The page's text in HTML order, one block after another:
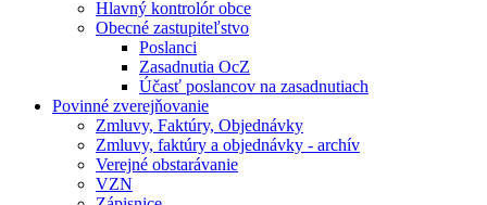
Hlavný kontrolór obce
Obecné zastupiteľstvo
Poslanci
Zasadnutia OcZ
Účasť poslancov na zasadnutiach
Povinné zverejňovanie
Zmluvy, Faktúry, Objednávky
Zmluvy, faktúry a objednávky - archív
Verejné obstarávanie
VZN